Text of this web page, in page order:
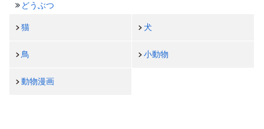
どうぶつ
猫 犬
鳥 小動物
動物漫画